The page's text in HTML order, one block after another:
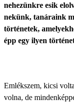
nehezünkre esik
nekünk, tanáraink
történetek,
épp egy ilyen
Emlékszem, kicsi
volna, de